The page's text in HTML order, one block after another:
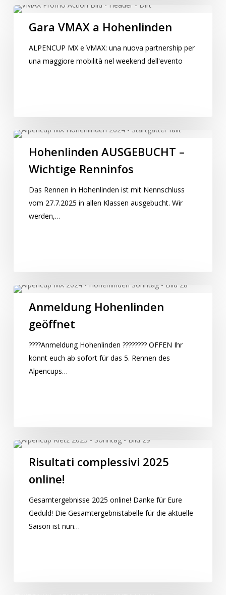
Gara
VMAX
Hohenlinden
Gara VMAX a Hohenlinden
ALPENCUP MX e VMAX: una nuova partnership per
una maggiore mobilità nel weekend dell'evento
Hohenlinden
AUSGEBUCHT
Wichtige
Renninfos
Hohenlinden AUSGEBUCHT –
Wichtige Renninfos
Das Rennen in Hohenlinden ist mit Nennschluss
vom 27.7.2025 in allen Klassen ausgebucht. Wir
werden,…
Anmeldung
Hohenlinden
Anmeldung Hohenlinden
geöffnet
????Anmeldung Hohenlinden ???????? OFFEN Ihr
könnt euch ab sofort für das 5. Rennen des
Alpencups…
Risultati
complessivi
online!
Risultati complessivi 2025
online!
Gesamtergebnisse 2025 online! Danke für Eure
Geduld! Die Gesamtergebnistabelle für die aktuelle
Saison ist nun…